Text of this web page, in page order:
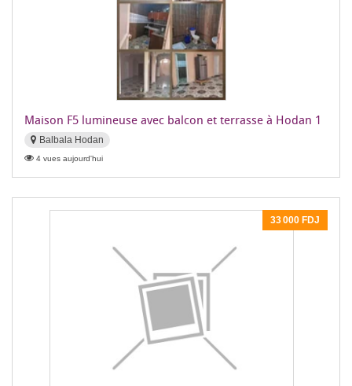
Maison F5 lumineuse avec balcon et terrasse à Hodan 1
Balbala Hodan
4 vues aujourd'hui
33 000 FDJ